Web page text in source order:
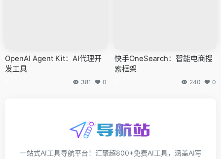
OpenAI Agent Kit：AI代理开
发工具
381 0
快手OneSearch：智能电商搜
索框架
240 0
一站式AI工具导航平台！汇聚超800+免费AI工具，涵盖AI写